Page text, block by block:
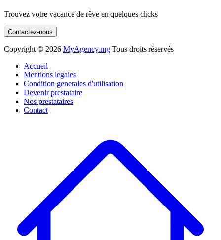
Trouvez votre vacance de rêve en quelques clicks
Contactez-nous
Copyright © 2026 MyAgency.mg Tous droits réservés
Accueil
Mentions legales
Condition generales d'utilisation
Devenir prestataire
Nos prestataires
Contact